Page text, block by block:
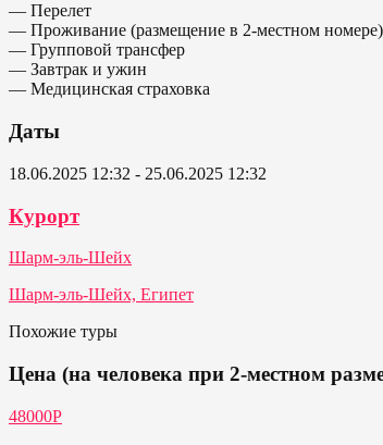
— Перелет
— Проживание (размещение в 2-местном номере)
— Групповой трансфер
— Завтрак и ужин
— Медицинская страховка
Даты
18.06.2025 12:32 - 25.06.2025 12:32
Курорт
Шарм-эль-Шейх
Шарм-эль-Шейх, Египет
Похожие туры
Цена (на человека при 2-местном
48000P